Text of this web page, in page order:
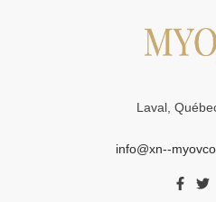
Laval,
info@xn--